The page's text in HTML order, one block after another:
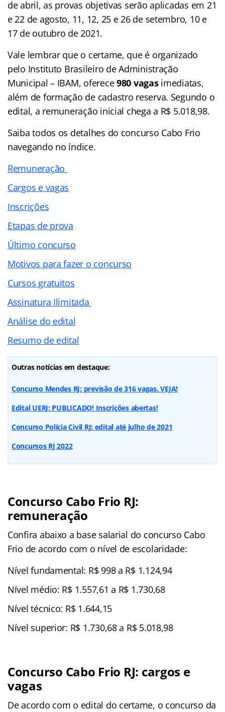
de abril, as provas objetivas serão aplicadas em 21
e 22 de agosto, 11, 12, 25 e 26 de setembro, 10 e
17 de outubro de 2021.
Vale lembrar que o certame, que é organizado
pelo Instituto Brasileiro de Administração
Municipal – IBAM, oferece980 vagas imediatas,
além de formação de cadastro reserva. Segundo o
edital, a remuneração inicial chega a R$ 5.018,98.
Saiba todos os detalhes do concurso Cabo Frio
navegando no índice.
Remuneração
Cargos e vagas
Inscrições
Etapas de prova
Último concurso
Motivos para fazer o concurso
Cursos gratuitos
Assinatura Ilimitada
Análise do edital
Resumo de edital
Outras notícias em destaque:
Concurso Mendes RJ: previsão de 316 vagas. VEJA!
Edital UERJ: PUBLICADO! Inscrições abertas!
Concurso Polícia Civil RJ: edital até julho de 2021
Concursos RJ 2022
Concurso Cabo Frio RJ:
remuneração
Confira abaixo a base salarial do concurso Cabo
Frio de acordo com o nível de escolaridade:
Nível fundamental: R$ 998 a R$ 1.124,94
Nível médio: R$ 1.557,61 a R$ 1.730,68
Nível técnico: R$ 1.644,15
Nível superior: R$ 1.730,68 a R$ 5.018,98
Concurso Cabo Frio RJ: cargos e
vagas
De acordo com o edital do certame, o concurso da